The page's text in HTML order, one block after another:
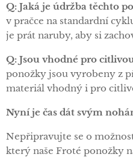
Q: Jaká je údržba těchto
v pračce na standardní
je prát naruby, aby si
Q: Jsou vhodné pro
ponožky jsou vyrobeny z
materiál vhodný i pro
Nyní je čas dát svým
Nepřipravujte se o
který naše Froté ponožky